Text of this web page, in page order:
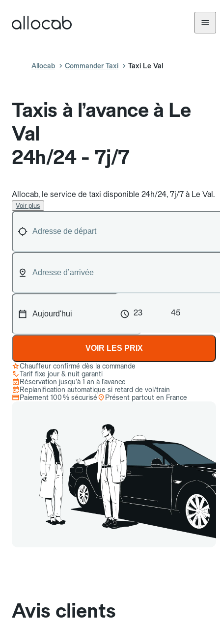
Allocab Commander Taxi Taxi Le Val
Taxis à l’avance à Le
Val
24h/24 - 7j/7
Allocab, le service de taxi disponible 24h/24, 7j/7 à Le Val.
Voir plus
23 45
VOIR LES PRIX
Chauffeur confirmé dès la commande
Tarif fixe jour & nuit garanti
Réservation jusqu’à 1 an à l’avance
Replanification automatique si retard de vol/train
Paiement 100 % sécurisé
Présent partout en France
Avis clients